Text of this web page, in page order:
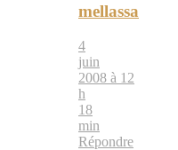
mellassa
4
juin
2008 à 12
h
18
min
Répondre